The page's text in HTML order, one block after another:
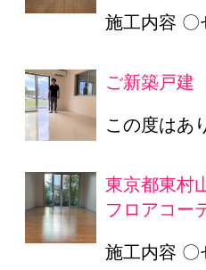
施工内容 〇
ご新築戸
この度はあ
東京都東村
フロアコー
施工内容 〇